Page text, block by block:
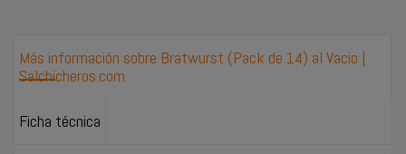
Más información sobre Bratwurst (Pack de 14) al Vacio |
Salchicheros.com
Ficha técnica